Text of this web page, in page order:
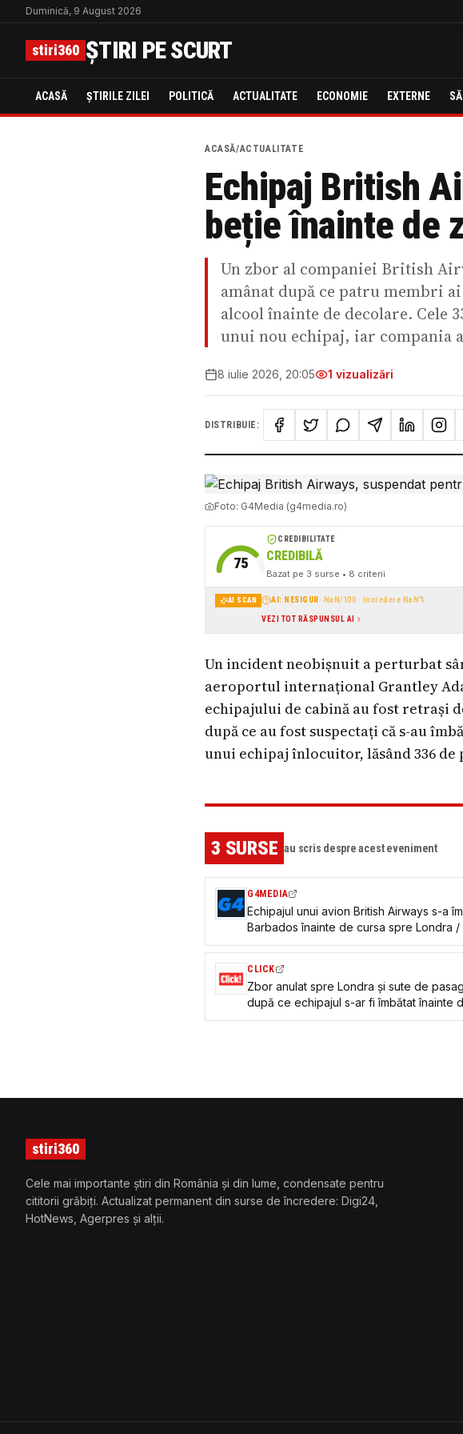
Duminică, 9 August 2026
stiri360 ȘTIRI PE SCURT
ACASĂ ȘTIRILE ZILEI POLITICĂ ACTUALITATE ECONOMIE EXTERNE
ACASĂ/ACTUALITATE
Echipaj British
beție înainte de
Un zbor al companiei British
amânat după ce patru membri
alcool înainte de decolare. Cele
unui nou echipaj, iar compania
8 iulie 2026, 20:05 1 vizualizări
DISTRIBUIE:
Foto: G4Media (g4media.ro)
75
CREDIBILITATE
CREDIBILĂ
Bazat pe 3 surse • 8 criterii
AI SCAN AI: NESIGUR· NaN/100 · încredere NaN%
VEZI TOT RĂSPUNSUL AI
Un incident neobișnuit a perturbat
aeroportul internațional Grantley
echipajului de cabină au fost retrași
după ce au fost suspectați că s-au
unui echipaj înlocuitor, lăsând 336
3 SURSE au scris despre acest eveniment
G4MEDIA
Echipajul unui avion British Airways s-a
Barbados înainte de cursa spre Londra
fost amânat până la sosirea unui alt
CLICK
Zbor anulat spre Londra și sute de
după ce echipajul s-ar fi îmbătat înainte
stiri360
Cele mai importante știri din România și din lume, condensate pentru
cititorii grăbiți. Actualizat permanent din surse de încredere: Digi24,
HotNews, Agerpres și alții.